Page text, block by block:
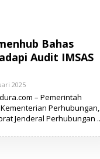
Bahas
Audit IMSAS
2025O
E
H
L
– Pemerintah
Perhubungan,
Jenderal Perhubungan